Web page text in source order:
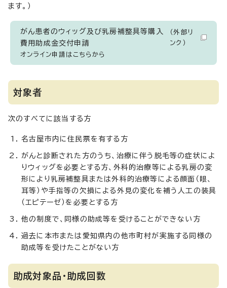
ます。）
がん患者のウィッグ及び乳房補整具等購入
費用助成金交付申請
（外部リ
ンク）
オンライン申請はこちらから
対象者
次のすべてに該当する方
名古屋市内に住民票を有する方
がんと診断された方のうち、治療に伴う脱毛等の症状によ
りウィッグを必要とする方、外科的治療等による乳房の変
形により乳房補整具または外科的治療等による顔面（眼、
耳等）や手指等の欠損による外見の変化を補う人工の装具
（エピテーゼ）を必要とする方
他の制度で、同様の助成等を受けることができない方
過去に本市または愛知県内の他市町村が実施する同様の
助成等を受けたことがない方
助成対象品・助成回数